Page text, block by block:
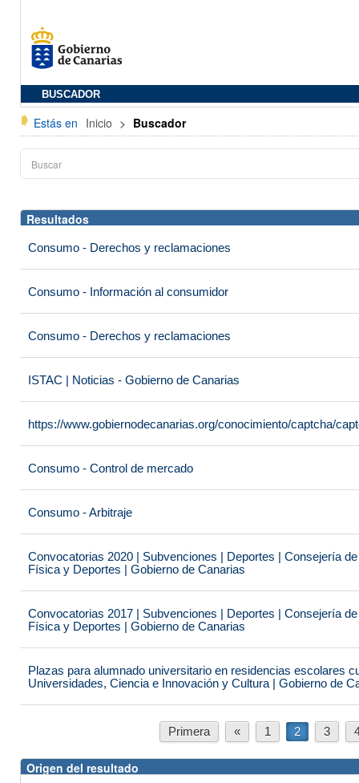
BUSCADOR
Estás en Inicio > Buscador
Resultados
Consumo - Derechos y reclamaciones
Consumo - Información al consumidor
Consumo - Derechos y reclamaciones
ISTAC | Noticias - Gobierno de Canarias
https://www.gobiernodecanarias.org/conocimiento/captcha/
Consumo - Control de mercado
Consumo - Arbitraje
Convocatorias 2020 | Subvenciones | Deportes | Consejería
Física y Deportes | Gobierno de Canarias
Convocatorias 2017 | Subvenciones | Deportes | Consejería
Física y Deportes | Gobierno de Canarias
Plazas para alumnado universitario en residencias escolares
Universidades, Ciencia e Innovación y Cultura | Gobierno de
Primera « 1 2 3
Origen del resultado